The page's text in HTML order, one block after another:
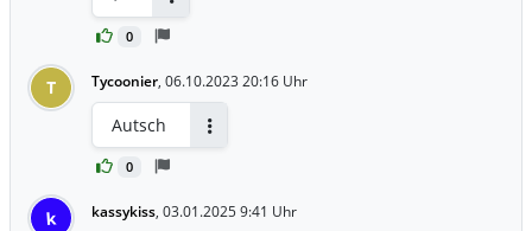
0
T Tycoonier, 06.10.2023 20:16 Uhr
0
Autsch
k kassykiss, 03.01.2025 9:41 Uhr